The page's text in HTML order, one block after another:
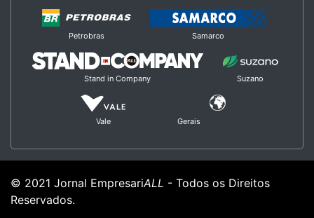
Petrobras Samarco
Stand in Company Suzano
Vale Gerais
© 2021 Jornal EmpresariALL - Todos os Direitos
Reservados.